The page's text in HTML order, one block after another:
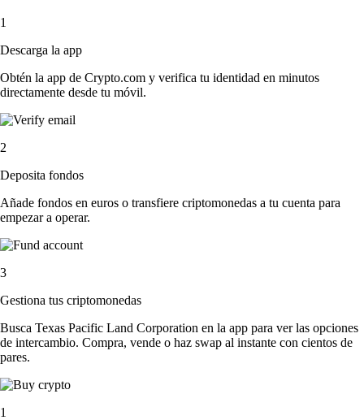
1
Descarga la app
Obtén la app de Crypto.com y verifica tu identidad en minutos
directamente desde tu móvil.
2
Deposita fondos
Añade fondos en euros o transfiere criptomonedas a tu cuenta para
empezar a operar.
3
Gestiona tus criptomonedas
Busca Texas Pacific Land Corporation en la app para ver las opciones
de intercambio. Compra, vende o haz swap al instante con cientos de
pares.
1